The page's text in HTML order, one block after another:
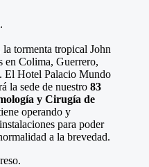
tormenta tropical John
en Colima, Guerrero,
El Hotel Palacio Mundo
la sede de nuestro 83
y Cirugía de
operando y
para poder
a la brevedad.